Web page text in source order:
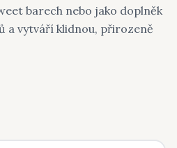
barech nebo jako doplněk
a vytváří klidnou, přirozeně